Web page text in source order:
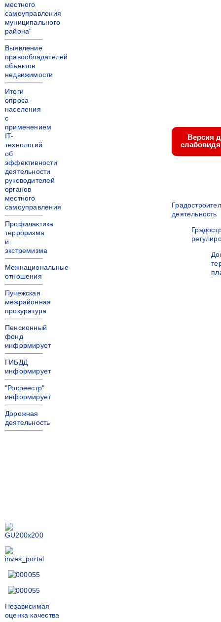
местного
самоуправления
муниципального
района"
Выявление
правообладателей
объектов
недвижимости
Итоги
опроса
населения
с
применением
IT-
технологий
об
эффективности
деятельности
руководителей
органов
местного
самоуправления
Профилактика
терроризма
и
экстремизма
Межнациональные
отношения
Пучежская
межрайонная
прокуратура
Пенсионный
фонд
информирует
ГИБДД
информирует
"Росреестр"
информирует
Дорожная
деятельность
Независимая
оценка качества
Версия
деятельность